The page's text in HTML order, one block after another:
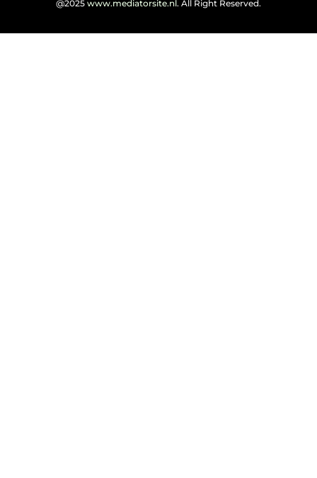
@2025 www.mediatorsite.nl. All Right Reserved.